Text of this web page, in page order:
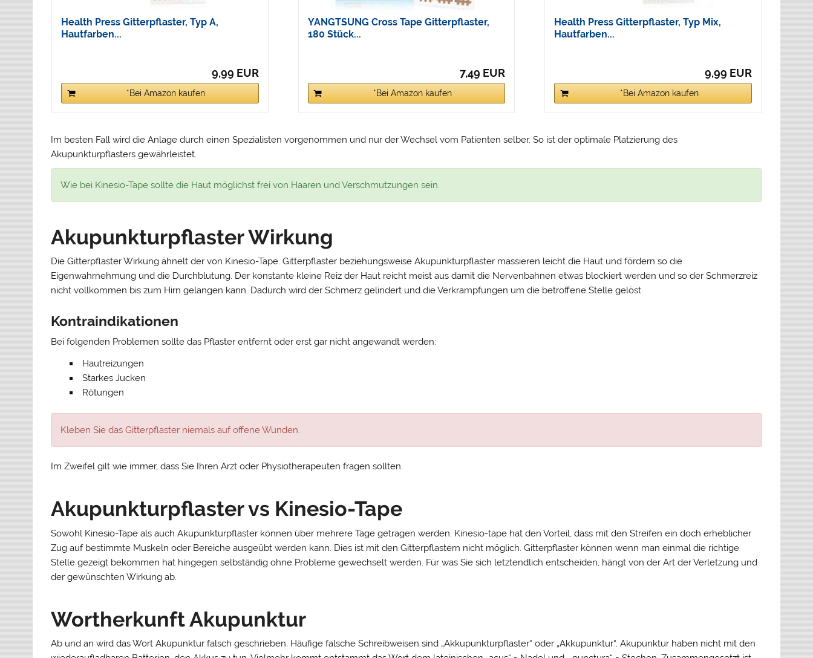
Health Press Gitterpflaster, Typ A,
Hautfarben...
9,99 EUR
*Bei Amazon kaufen
YANGTSUNG Cross Tape Gitterpflaster,
180 Stück...
7,49 EUR
*Bei Amazon kaufen
Health Press Gitterpflaster, Typ Mix,
Hautfarben...
9,99 EUR
*Bei Amazon kaufen
Im besten Fall wird die Anlage durch einen Spezialisten vorgenommen und nur der Wechsel vom Patienten selber. So ist der optimale Platzierung des
Akupunkturpflasters gewährleistet.
Wie bei Kinesio-Tape sollte die Haut möglichst frei von Haaren und Verschmutzungen sein.
Akupunkturpflaster Wirkung
Die Gitterpflaster Wirkung ähnelt der von Kinesio-Tape. Gitterpflaster beziehungsweise Akupunkturpflaster massieren leicht die Haut und fördern so die
Eigenwahrnehmung und die Durchblutung. Der konstante kleine Reiz der Haut reicht meist aus damit die Nervenbahnen etwas blockiert werden und so der Schmerzreiz
nicht vollkommen bis zum Hirn gelangen kann. Dadurch wird der Schmerz gelindert und die Verkrampfungen um die betroffene Stelle gelöst.
Kontraindikationen
Bei folgenden Problemen sollte das Pflaster entfernt oder erst gar nicht angewandt werden:
Hautreizungen
Starkes Jucken
Rötungen
Kleben Sie das Gitterpflaster niemals auf offene Wunden.
Im Zweifel gilt wie immer, dass Sie Ihren Arzt oder Physiotherapeuten fragen sollten.
Akupunkturpflaster vs Kinesio-Tape
Sowohl Kinesio-Tape als auch Akupunkturpflaster können über mehrere Tage getragen werden. Kinesio-tape hat den Vorteil, dass mit den Streifen ein doch erheblicher
Zug auf bestimmte Muskeln oder Bereiche ausgeübt werden kann. Dies ist mit den Gitterpflastern nicht möglich. Gitterpflaster können wenn man einmal die richtige
Stelle gezeigt bekommen hat hingegen selbständig ohne Probleme gewechselt werden. Für was Sie sich letztendlich entscheiden, hängt von der Art der Verletzung und
der gewünschten Wirkung ab.
Wortherkunft Akupunktur
Ab und an wird das Wort Akupunktur falsch geschrieben. Häufige falsche Schreibweisen sind „Akkupunkturpflaster“ oder „Akkupunktur“. Akupunktur haben nicht mit den